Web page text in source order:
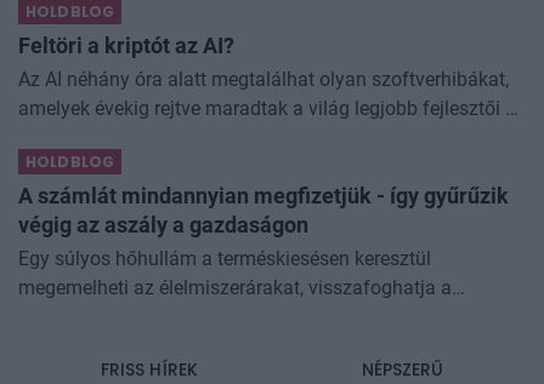
Kevesebb alkoholt iszunk
HOLDBLOG
Feltöri a kriptót az AI?
Az AI néhány óra alatt megtalálhat olyan szoftverhibákat,
amelyek évekig rejtve maradtak a világ legjobb fejlesztői és
különösen nagy...
HOLDBLOG
A számlát mindannyian megfizetjük - így gyűrűzik
végig az aszály a gazdaságon
Egy súlyos hőhullám a terméskiesésen keresztül
megemelheti az élelmiszerárakat, visszafoghatja a
FRISS HÍREK NÉPSZERŰ